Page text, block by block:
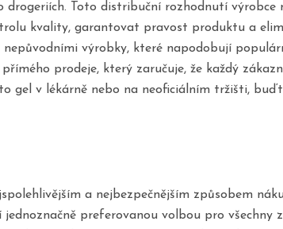
drogeriích. Toto distribuční rozhodnutí
kvality, garantovat pravost produktu a
nepůvodními výrobky, které napodobují
prodeje, který zaručuje, že každý
gel v lékárně nebo na neoficiálním tržišti,
a nejbezpečnějším způsobem
preferovanou volbou pro